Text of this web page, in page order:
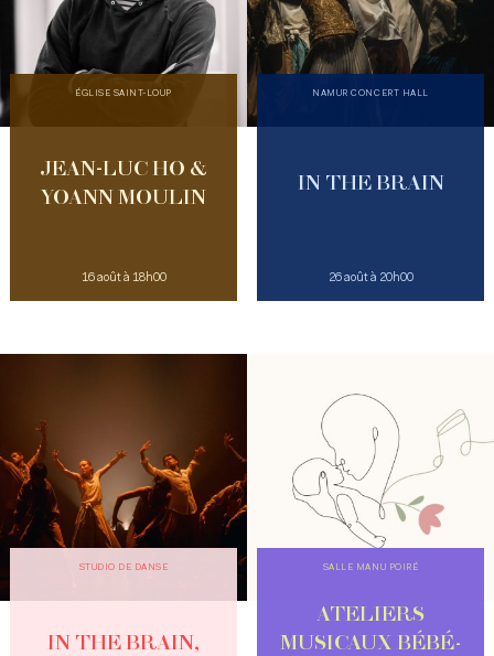
ÉGLISE SAINT-LOUP
JEAN-LUC HO &
YOANN MOULIN
16 août à 18h00
NAMUR CONCERT HALL
IN THE BRAIN
26 août à 20h00
STUDIO DE DANSE
IN THE BRAIN,
SALLE MANU POIRÉ
ATELIERS
MUSICAUX BÉBÉ-